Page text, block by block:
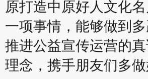
原打造中原好人文化
一项事情，能够做到
推进公益宣传运营的
理念，携手朋友们多